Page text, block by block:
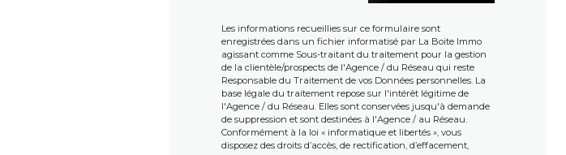
Les informations recueillies sur ce formulaire sont
enregistrées dans un fichier informatisé par La Boite Immo
agissant comme Sous-traitant du traitement pour la gestion
de la clientèle/prospects de l'Agence / du Réseau qui reste
Responsable du Traitement de vos Données personnelles. La
base légale du traitement repose sur l'intérêt légitime de
l'Agence / du Réseau. Elles sont conservées jusqu'à demande
de suppression et sont destinées à l'Agence / au Réseau.
Conformément à la loi « informatique et libertés », vous
disposez des droits d’accès, de rectification, d’effacement,